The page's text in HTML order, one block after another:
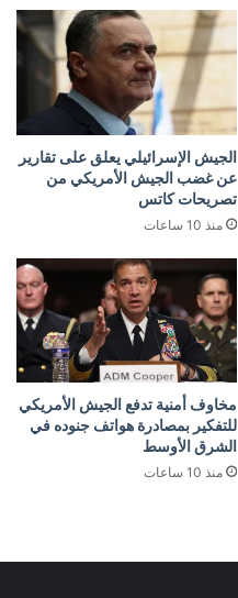
الجيش الإسرائيلي يعلق على تقارير
عن غضب الجيش الأمريكي من
تصريحات كاتس
منذ 10 ساعات
مخاوف أمنية تدفع الجيش الأمريكي
للتفكير بمصادرة هواتف جنوده في
الشرق الأوسط
منذ 10 ساعات